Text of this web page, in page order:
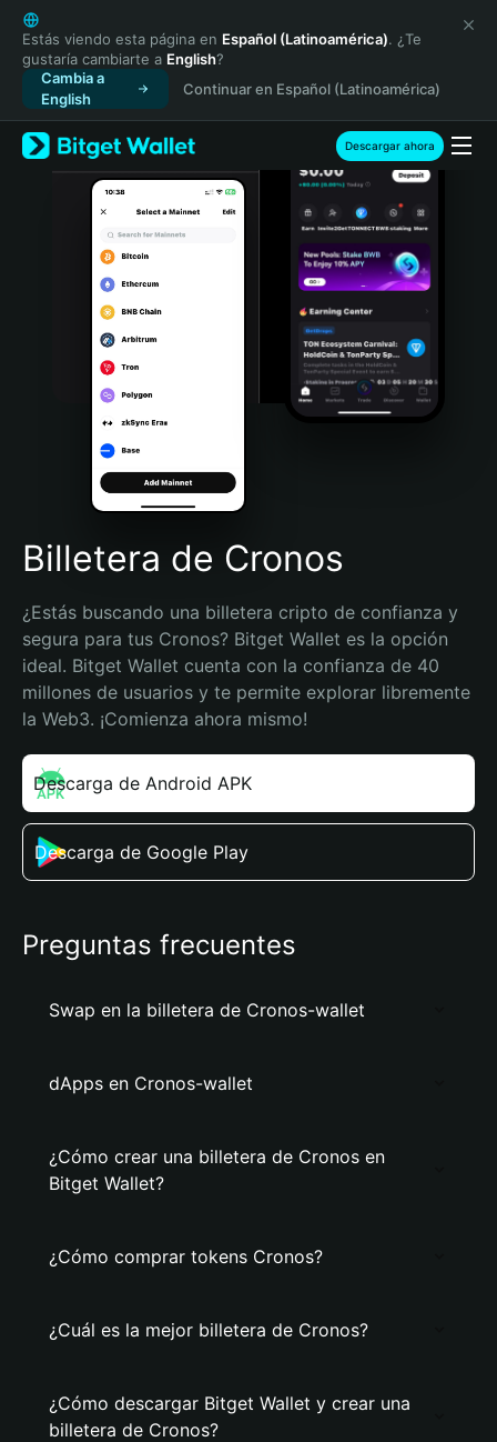
English
日本語
Tiếng Việt
Русский
Español (Latinoamérica)
Türkçe
Italiano
Português (Portugal)
Bahasa Indonesia
Português (Brasil)
Español (Argentina)
Estás viendo esta página en Español (Latinoamérica). ¿Te
gustaría cambiarte a English?
Cambia a
English
Continuar en Español (Latinoamérica)
Descargar ahora
Billetera de Cronos
¿Estás buscando una billetera cripto de confianza y
segura para tus Cronos? Bitget Wallet es la opción
ideal. Bitget Wallet cuenta con la confianza de 40
millones de usuarios y te permite explorar libremente
la Web3. ¡Comienza ahora mismo!
Descarga de Android APK
Descarga de Google Play
Preguntas frecuentes
Swap en la billetera de Cronos-wallet
dApps en Cronos-wallet
¿Cómo crear una billetera de Cronos en
Bitget Wallet?
¿Cómo comprar tokens Cronos?
¿Cuál es la mejor billetera de Cronos?
¿Cómo descargar Bitget Wallet y crear una
billetera de Cronos?